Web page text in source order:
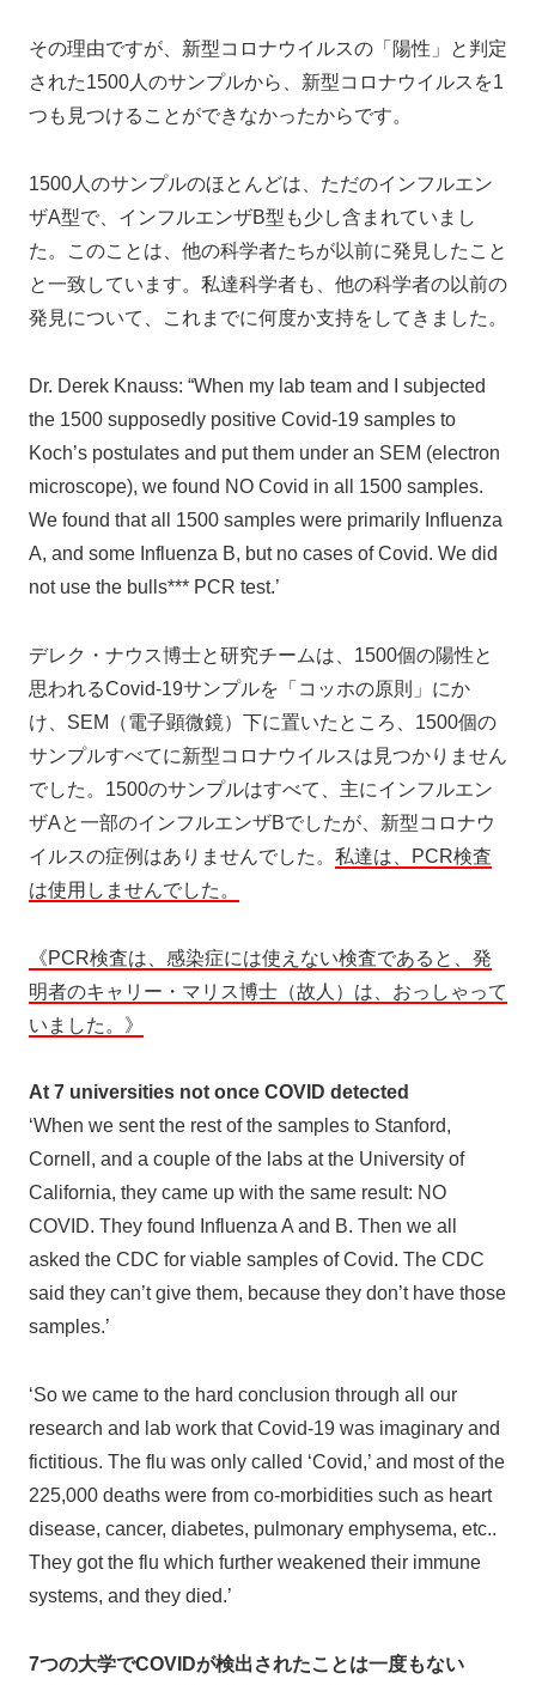
その理由ですが、新型コロナウイルスの「陽性」と判定
された1500人のサンプルから、新型コロナウイルスを1
つも見つけることができなかったからです。
1500人のサンプルのほとんどは、ただのインフルエン
ザA型で、インフルエンザB型も少し含まれていまし
た。このことは、他の科学者たちが以前に発見したこと
と一致しています。私達科学者も、他の科学者の以前の
発見について、これまでに何度か支持をしてきました。
Dr. Derek Knauss: “When my lab team and I subjected
the 1500 supposedly positive Covid-19 samples to
Koch’s postulates and put them under an SEM (electron
microscope), we found NO Covid in all 1500 samples.
We found that all 1500 samples were primarily Influenza
A, and some Influenza B, but no cases of Covid. We did
not use the bulls*** PCR test.’
デレク・ナウス博士と研究チームは、1500個の陽性と
思われるCovid-19サンプルを「コッホの原則」にか
け、SEM（電子顕微鏡）下に置いたところ、1500個の
サンプルすべてに新型コロナウイルスは見つかりません
でした。1500のサンプルはすべて、主にインフルエン
ザAと一部のインフルエンザBでしたが、新型コロナウ
イルスの症例はありませんでした。 私達は、PCR検査
は使用しませんでした。
《PCR検査は、感染症には使えない検査であると、発
明者のキャリー・マリス博士（故人）は、おっしゃって
いました。》
At 7 universities not once COVID detected
‘When we sent the rest of the samples to Stanford,
Cornell, and a couple of the labs at the University of
California, they came up with the same result: NO
COVID. They found Influenza A and B. Then we all
asked the CDC for viable samples of Covid. The CDC
said they can’t give them, because they don’t have those
samples.’
‘So we came to the hard conclusion through all our
research and lab work that Covid-19 was imaginary and
fictitious. The flu was only called ‘Covid,’ and most of the
225,000 deaths were from co-morbidities such as heart
disease, cancer, diabetes, pulmonary emphysema, etc..
They got the flu which further weakened their immune
systems, and they died.’
7つの大学でCOVIDが検出されたことは一度もない